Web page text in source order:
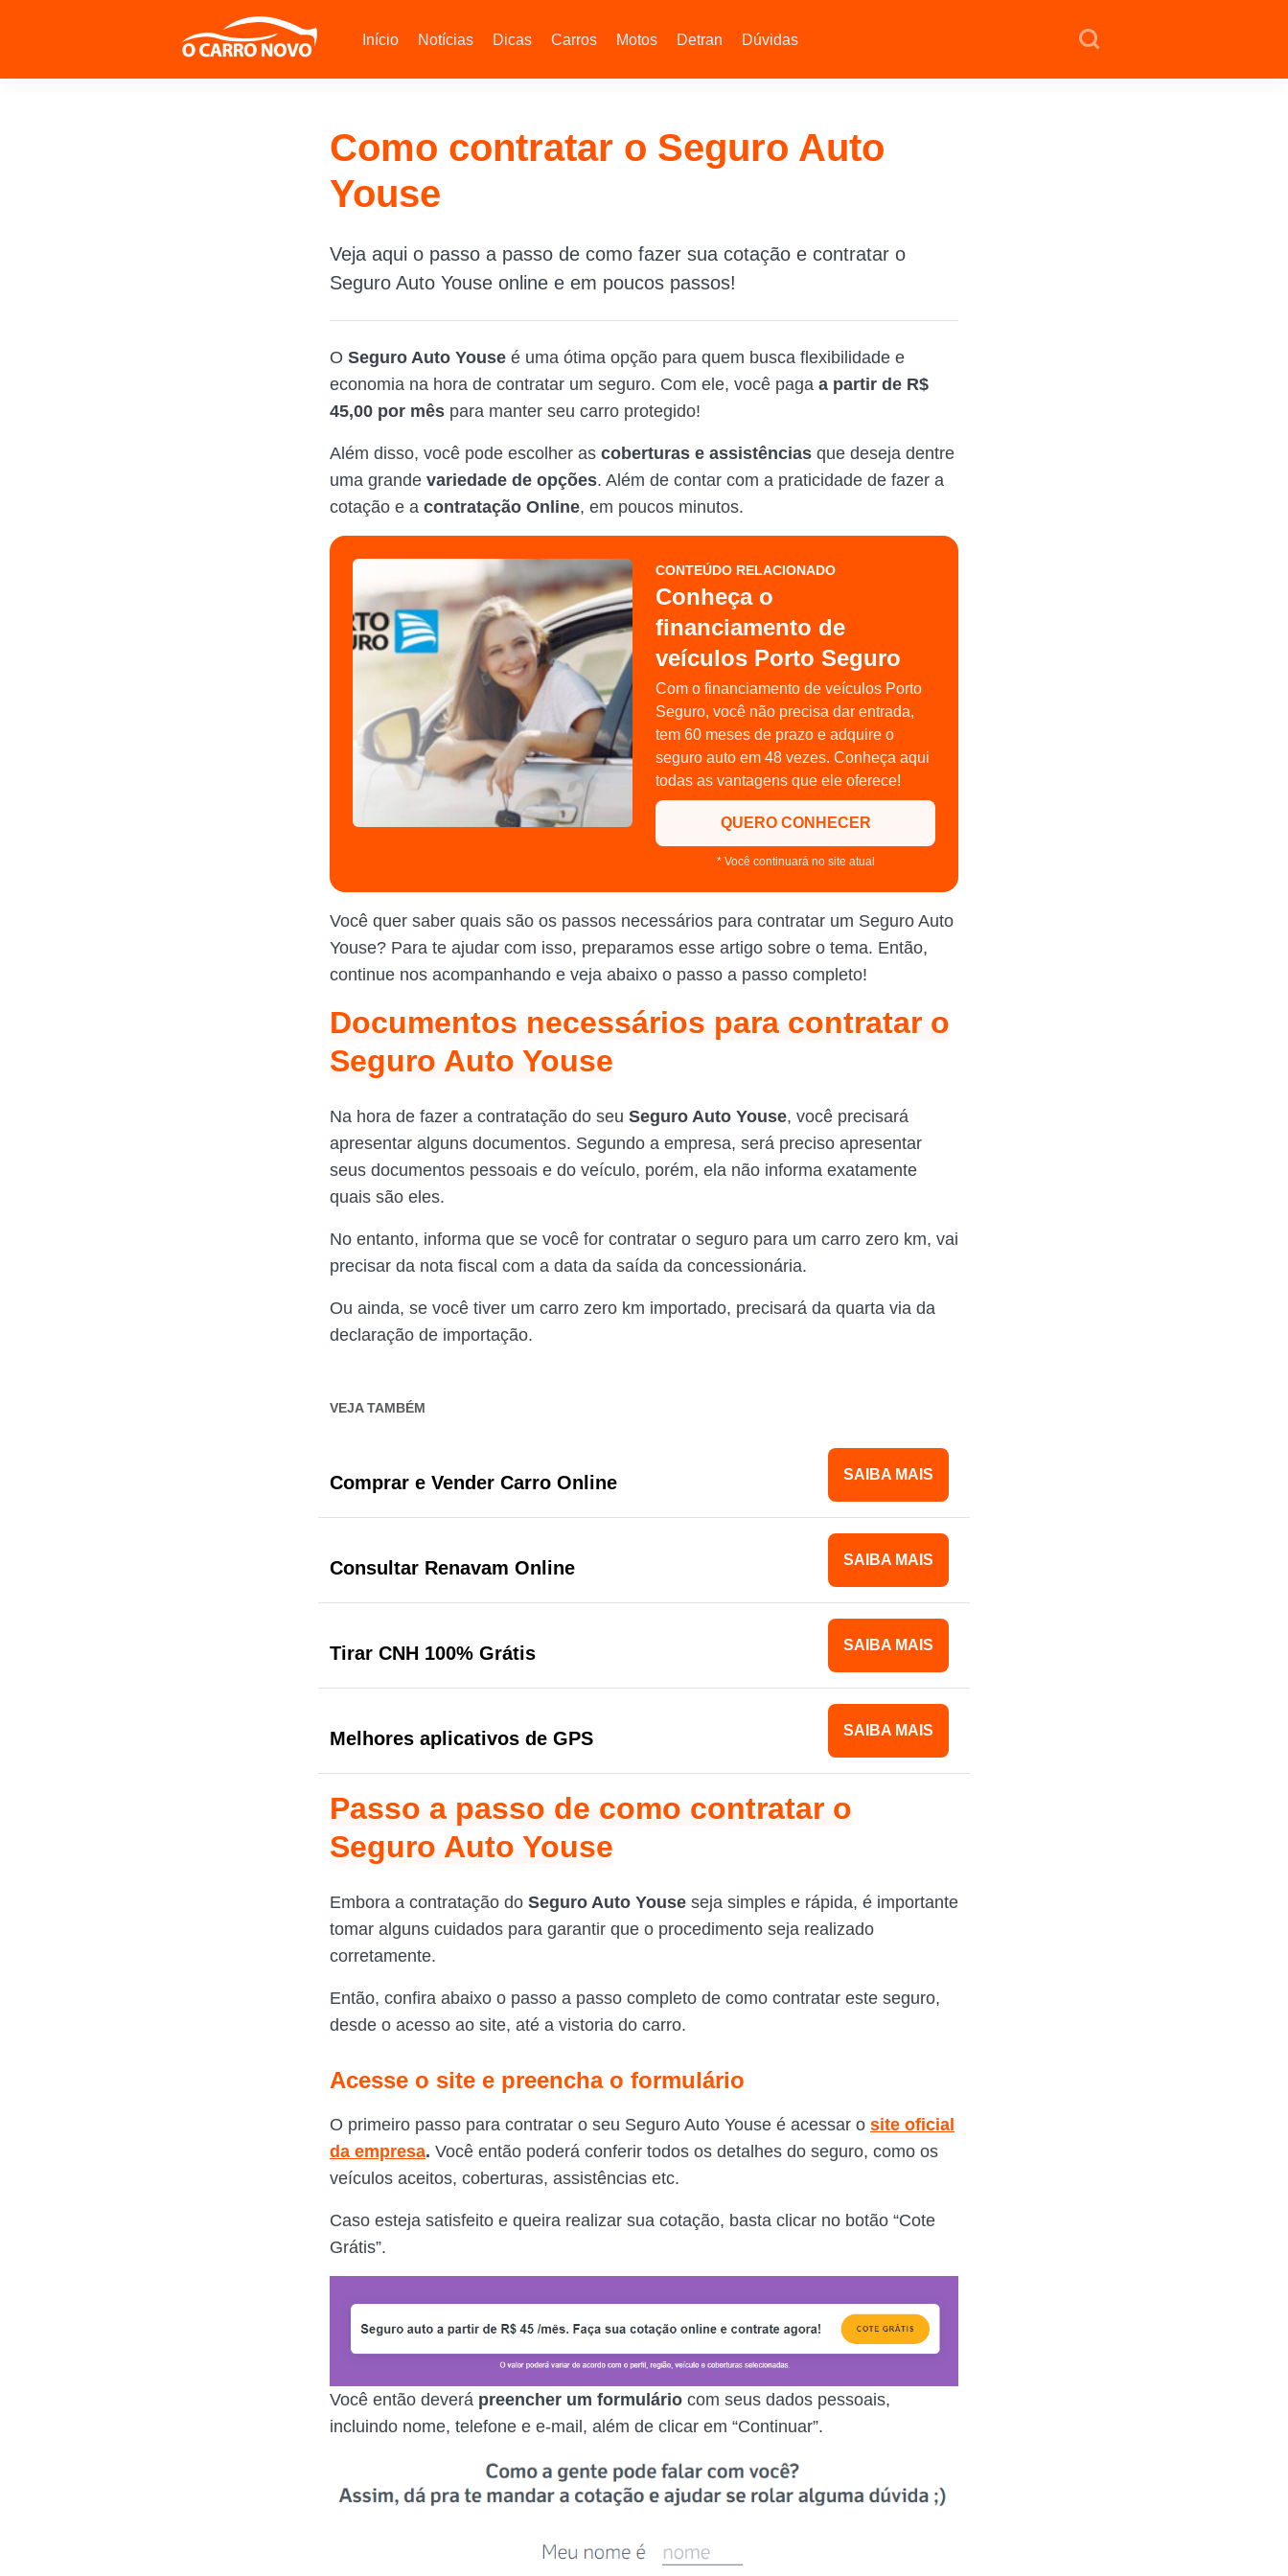
Início Notícias Dicas Carros Motos Detran Dúvidas
Como contratar o Seguro Auto
Youse
Veja aqui o passo a passo de como fazer sua cotação e contratar o
Seguro Auto Youse online e em poucos passos!
O Seguro Auto Youse é uma ótima opção para quem busca flexibilidade e
economia na hora de contratar um seguro. Com ele, você paga a partir de R$
45,00 por mês para manter seu carro protegido!
Além disso, você pode escolher as coberturas e assistências que deseja dentre
uma grande variedade de opções. Além de contar com a praticidade de fazer a
cotação e a contratação Online, em poucos minutos.
CONTEÚDO RELACIONADO
Conheça o
financiamento de
veículos Porto Seguro
Com o financiamento de veículos Porto
Seguro, você não precisa dar entrada,
tem 60 meses de prazo e adquire o
seguro auto em 48 vezes. Conheça aqui
todas as vantagens que ele oferece!
QUERO CONHECER
* Você continuará no site atual
Você quer saber quais são os passos necessários para contratar um Seguro Auto
Youse? Para te ajudar com isso, preparamos esse artigo sobre o tema. Então,
continue nos acompanhando e veja abaixo o passo a passo completo!
Documentos necessários para contratar o
Seguro Auto Youse
Na hora de fazer a contratação do seu Seguro Auto Youse, você precisará
apresentar alguns documentos. Segundo a empresa, será preciso apresentar
seus documentos pessoais e do veículo, porém, ela não informa exatamente
quais são eles.
No entanto, informa que se você for contratar o seguro para um carro zero km, vai
precisar da nota fiscal com a data da saída da concessionária.
Ou ainda, se você tiver um carro zero km importado, precisará da quarta via da
declaração de importação.
VEJA TAMBÉM
Comprar e Vender Carro Online SAIBA MAIS
Consultar Renavam Online SAIBA MAIS
Tirar CNH 100% Grátis SAIBA MAIS
Melhores aplicativos de GPS SAIBA MAIS
Passo a passo de como contratar o
Seguro Auto Youse
Embora a contratação do Seguro Auto Youse seja simples e rápida, é importante
tomar alguns cuidados para garantir que o procedimento seja realizado
corretamente.
Então, confira abaixo o passo a passo completo de como contratar este seguro,
desde o acesso ao site, até a vistoria do carro.
Acesse o site e preencha o formulário
O primeiro passo para contratar o seu Seguro Auto Youse é acessar o site oficial
da empresa. Você então poderá conferir todos os detalhes do seguro, como os
veículos aceitos, coberturas, assistências etc.
Caso esteja satisfeito e queira realizar sua cotação, basta clicar no botão “Cote
Grátis”.
Você então deverá preencher um formulário com seus dados pessoais,
incluindo nome, telefone e e-mail, além de clicar em “Continuar”.